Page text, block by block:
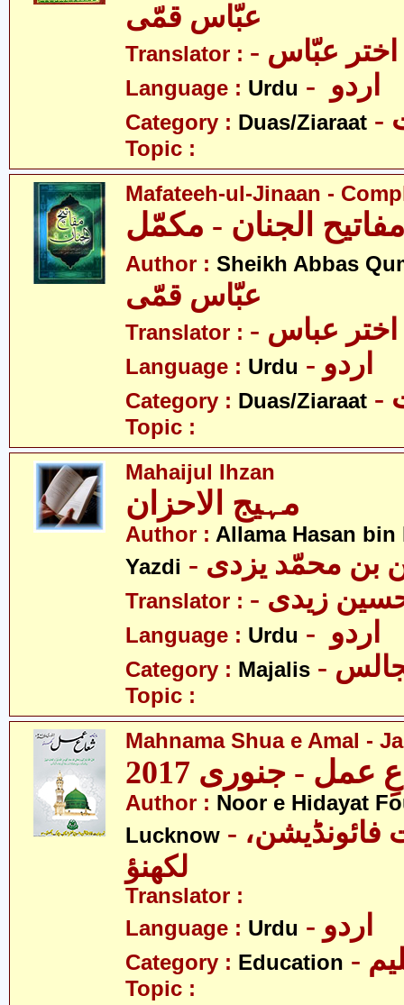
عبّاس قمّی
Translator : اختر عبّاس
Language : Urdu
Category : Duas/Ziaraat
Topic :
Mafateeh-ul-Jinaan -
مفاتیح الجنان - مکمّل
Author : Sheikh Abbas
عبّاس قمّی
Translator : اختر عباس
Language : Urdu - اردو
Category : Duas/Ziaraat
Topic :
Mahaijul Ihzan
مہیج الاحزان
Author : Allama Hasan bin
Yazdi
بن محمّد یزدی
Translator :
Language : Urdu
Category : Majalis
Topic :
Mahnama Shua e Amal -
- جنوری 2017
Author : Noor e Hidayat
Lucknow - نورِ ہدایت فائونڈیشن،
لکھنؤ
Translator :
Language : Urdu - اردو
Category : Education
Topic :